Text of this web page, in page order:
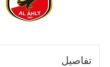
تفاصيل